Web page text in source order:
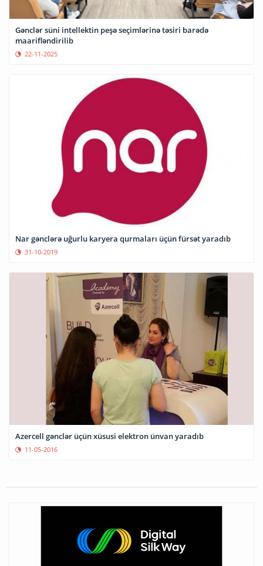
Gənclər süni intellektin peşə seçimlərinə təsiri barədə
maarifləndirilib
22-11-2025
Nar gənclərə uğurlu karyera qurmaları üçün fürsət yaradıb
31-10-2019
Azercell gənclər üçün xüsusi elektron ünvan yaradıb
11-05-2016